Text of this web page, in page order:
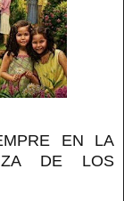
EN LA
DE LOS